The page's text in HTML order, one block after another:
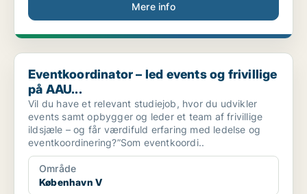
Mere info
Eventkoordinator – led events og frivillige på AAU...
Eventkoordinator – led events og frivillige
på AAU...
Vil du have et relevant studiejob, hvor du udvikler
events samt opbygger og leder et team af frivillige
ildsjæle – og får værdifuld erfaring med ledelse og
eventkoordinering?”Som eventkoordi..
Område
København V